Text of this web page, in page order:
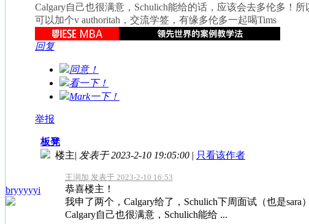
Calgary自己也很满意，Schulich能给的话，应该会去多伦多！所
可以加个v authoritah，交流学签，有缘多伦多一起喝Tims
回复
同意！
看一下！
Mark一下！
举报
bryyyyyi
板凳
楼主| 发表于 2023-2-10 19:05:00 | 只看该作者
王润加 发表于 2023-2-10 16:53
恭喜楼主！
我申了两个，Calgary给了，Schulich下周面试（也是sara）
Calgary自己也很满意，Schulich能给 ...